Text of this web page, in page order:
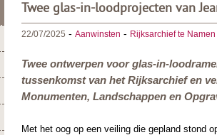
Twee glas-in-loodprojecten van
22/07/2025 - Aanwinsten - Rijksarchief te Namen
Twee ontwerpen voor glas-in-
tussenkomst van het Rijksarchief en
Monumenten, Landschappen en
Met het oog op een veiling die gepland stond